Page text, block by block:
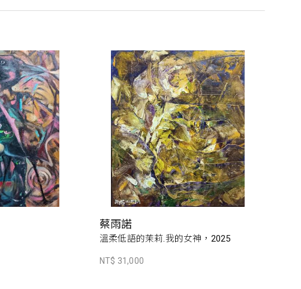
蔡雨諾
溫柔低語的茉莉.我的女神，2025
NT$ 31,000